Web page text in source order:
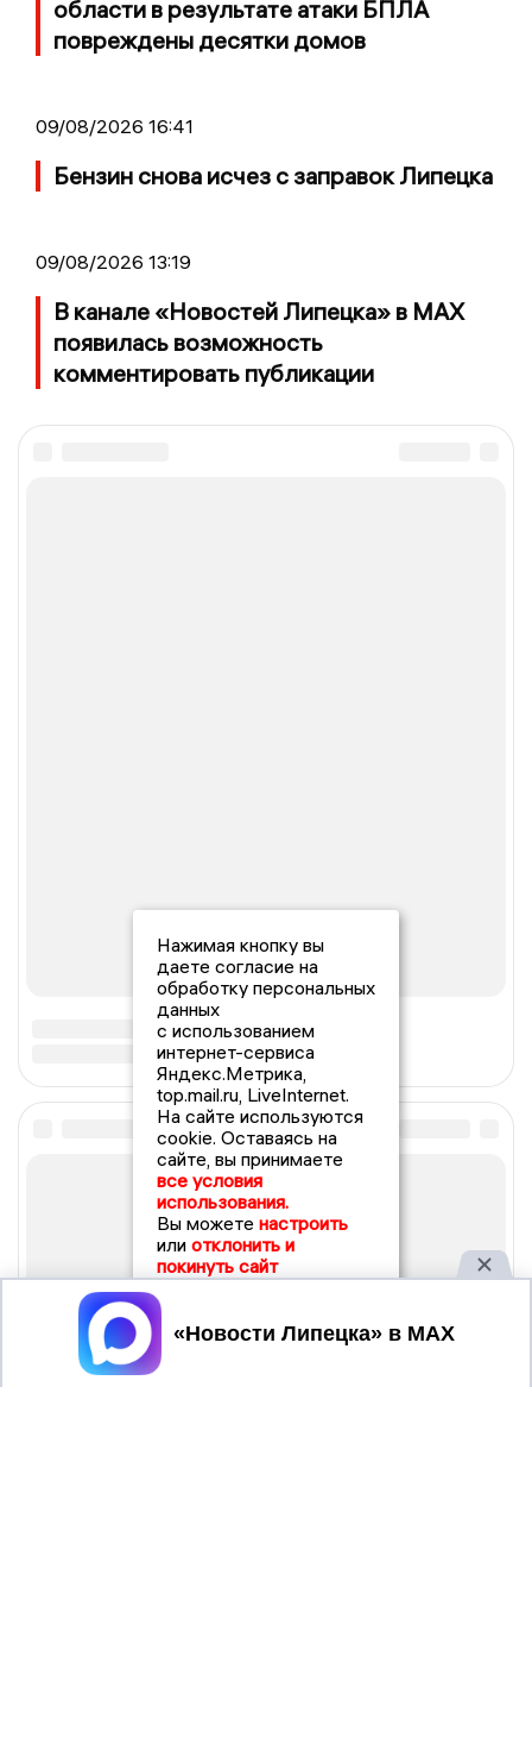
области в результате атаки БПЛА
повреждены десятки домов
09/08/2026 16:41
Бензин снова исчез с заправок Липецка
09/08/2026 13:19
В канале «Новостей Липецка» в MAX
появилась возможность
комментировать публикации
Нажимая кнопку вы
даете согласие на
обработку персональных
данных
с использованием
интернет-сервиса
Яндекс.Метрика,
top.mail.ru, LiveInternet.
На сайте используются
cookie. Оставаясь на
сайте, вы принимаете
все условия
использования.
Вы можете настроить
или отклонить и
покинуть сайт
Принять